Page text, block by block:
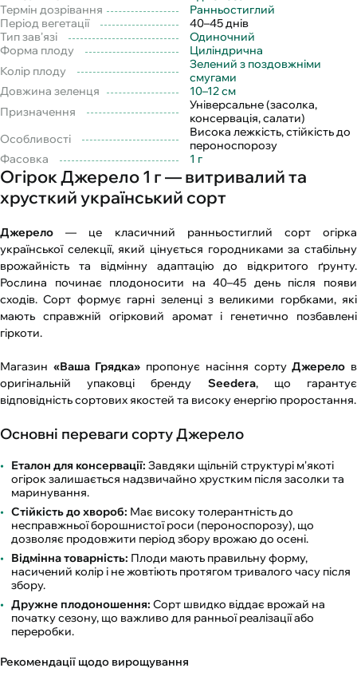
Термін дозрівання
Ранньостиглий
Період вегетації
40–45 днів
Тип зав'язі
Одиночний
Форма плоду
Циліндрична
Колір плоду
Зелений з поздовжніми
смугами
Довжина зеленця
10–12 см
Призначення
Універсальне (засолка,
консервація, салати)
Особливості
Висока лежкість, стійкість до
пероноспорозу
Фасовка
1 г
Огірок Джерело 1 г — витривалий та
хрусткий український сорт
Джерело — це класичний ранньостиглий сорт огірка
української селекції, який цінується городниками за стабільну
врожайність та відмінну адаптацію до відкритого ґрунту.
Рослина починає плодоносити на 40–45 день після появи
сходів. Сорт формує гарні зеленці з великими горбками, які
мають справжній огірковий аромат і генетично позбавлені
гіркоти.
Магазин «Ваша Грядка» пропонує насіння сортуДжерело в
оригінальній упаковці бренду Seedera, що гарантує
відповідність сортових якостей та високу енергію проростання.
Основні переваги сорту Джерело
Еталон для консервації: Завдяки щільній структурі м'якоті
огірок залишається надзвичайно хрустким після засолки та
маринування.
Стійкість до хвороб: Має високу толерантність до
несправжньої борошнистої роси (пероноспорозу), що
дозволяє продовжити період збору врожаю до осені.
Відмінна товарність: Плоди мають правильну форму,
насичений колір і не жовтіють протягом тривалого часу після
збору.
Дружне плодоношення: Сорт швидко віддає врожай на
початку сезону, що важливо для ранньої реалізації або
переробки.
Рекомендації щодо вирощування